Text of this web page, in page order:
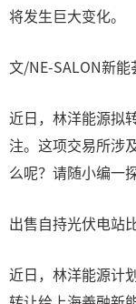
将发生巨大变化。
文/NE-SALON新能
近日，林洋能源拟
注。这项交易所涉
么呢？请随小编一
出售自持光伏电站
近日，林洋能源计